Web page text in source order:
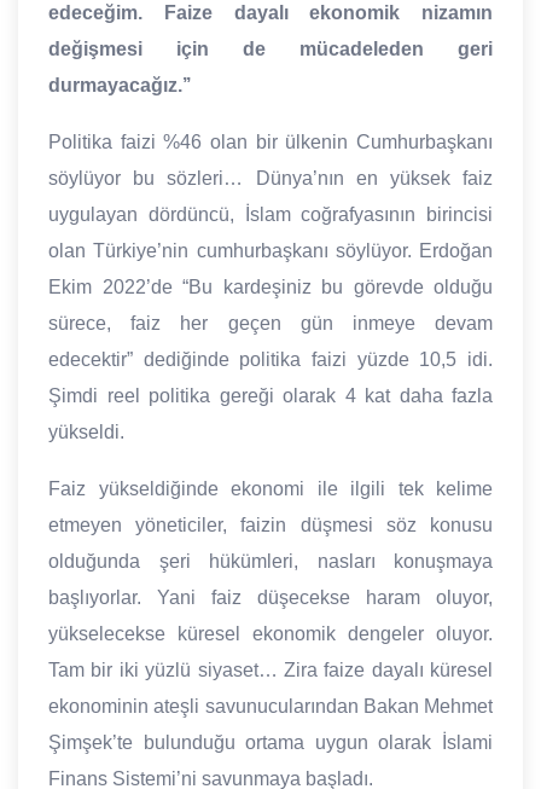
edeceğim. Faize dayalı ekonomik nizamın
değişmesi için de mücadeleden geri
durmayacağız.’’
Politika faizi %46 olan bir ülkenin Cumhurbaşkanı
söylüyor bu sözleri… Dünya’nın en yüksek faiz
uygulayan dördüncü, İslam coğrafyasının birincisi
olan Türkiye’nin cumhurbaşkanı söylüyor. Erdoğan
Ekim 2022’de “Bu kardeşiniz bu görevde olduğu
sürece, faiz her geçen gün inmeye devam
edecektir” dediğinde politika faizi yüzde 10,5 idi.
Şimdi reel politika gereği olarak 4 kat daha fazla
yükseldi.
Faiz yükseldiğinde ekonomi ile ilgili tek kelime
etmeyen yöneticiler, faizin düşmesi söz konusu
olduğunda şeri hükümleri, nasları konuşmaya
başlıyorlar. Yani faiz düşecekse haram oluyor,
yükselecekse küresel ekonomik dengeler oluyor.
Tam bir iki yüzlü siyaset… Zira faize dayalı küresel
ekonominin ateşli savunucularından Bakan Mehmet
Şimşek’te bulunduğu ortama uygun olarak İslami
Finans Sistemi’ni savunmaya başladı.